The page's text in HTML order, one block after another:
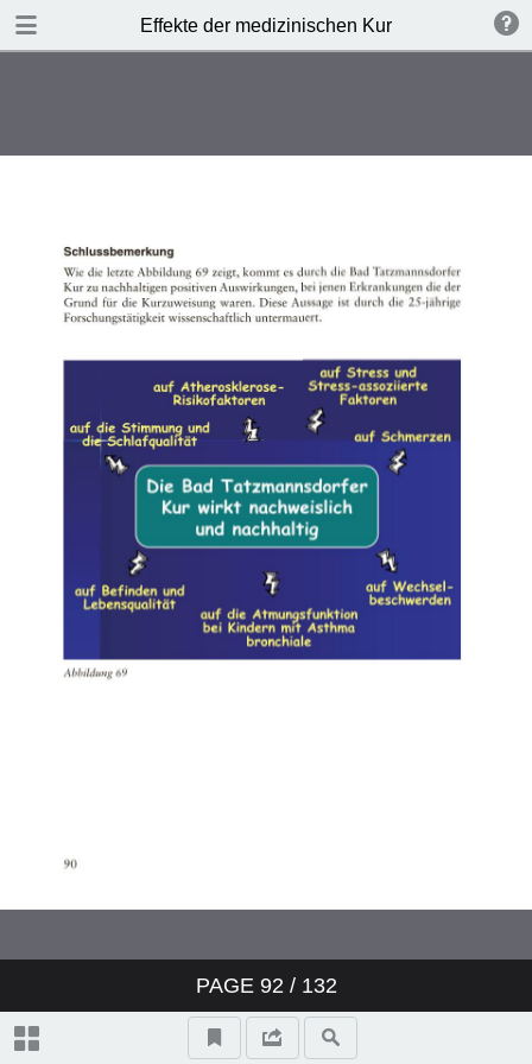
Effekte der medizinischen Kur
PAGE 92/ 132
TABLE OF CONTENTS